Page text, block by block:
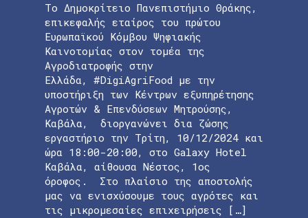
Το Δημοκρίτειο Πανεπιστήμιο Θράκης,
επικεφαλής εταίρος του πρώτου
Ευρωπαϊκού Κόμβου Ψηφιακής
Καινοτομίας στον τομέα της
Αγροδιατροφής στην
Ελλάδα, #DigiAgriFood με την
υποστήριξη των Κέντρων εξυπηρέτησης
Αγροτών & Επενδύσεων Μητρούσης,
Καβάλα, διοργανώνει δια ζώσης
εργαστήριο την Τρίτη, 10/12/2024 και
ώρα 18:00-20:00, στο Galaxy Hotel
Καβάλα, αίθουσα Νέστος, 1ος
όροφος. Στο πλαίσιο της αποστολής
μας να ενισχύσουμε τους αγρότες και
τις μικρομεσαίες επιχειρήσεις […]